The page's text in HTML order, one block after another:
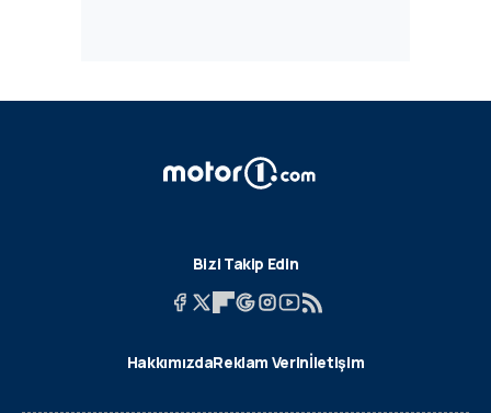
Bizi Takip Edin
HakkımızdaReklam Verinİletişim